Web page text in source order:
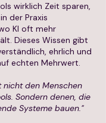
wirklich Zeit sparen,
der Praxis
KI oft mehr
Dieses Wissen gibt
ehrlich und
echten Mehrwert.
nicht den Menschen
Sondern denen, die
Systeme bauen."